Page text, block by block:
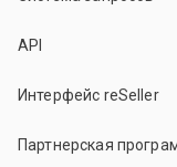
API
Интерфейс reSeller
Партнерская